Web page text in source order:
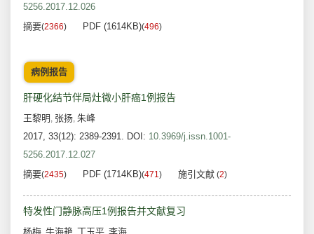
5256.2017.12.026
摘要(2366) PDF (1614KB)(496)
病例报告
肝硬化结节伴局灶微小肝癌1例报告
王黎明 , 张扬, 朱峰
2017, 33(12): 2389-2391. DOI: 10.3969/j.issn.1001-
5256.2017.12.027
摘要(2435) PDF (1714KB)(471) 施引文献 (2)
特发性门静脉高压1例报告并文献复习
杨梅 牛海艳 丁玉平 李海